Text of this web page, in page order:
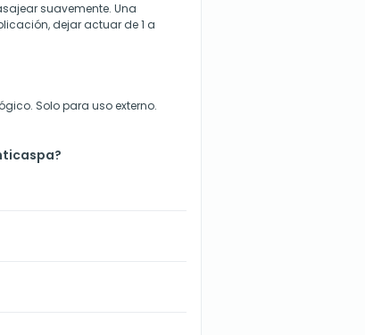
suavemente. Una
dejar actuar de 1 a
Solo para uso externo.